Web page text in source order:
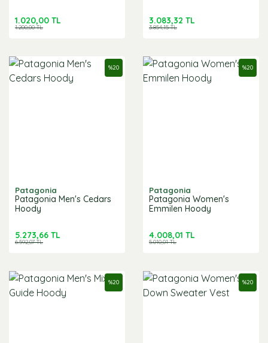
1.020,00 TL
1.200,00 TL
3.083,32 TL
3.854,15 TL
Patagonia
Patagonia Men's Cedars
Hoody
%20
5.273,66 TL
6.592,07 TL
Patagonia
Patagonia Women's
Emmilen Hoody
%20
4.008,01 TL
5.010,01 TL
%20 %20